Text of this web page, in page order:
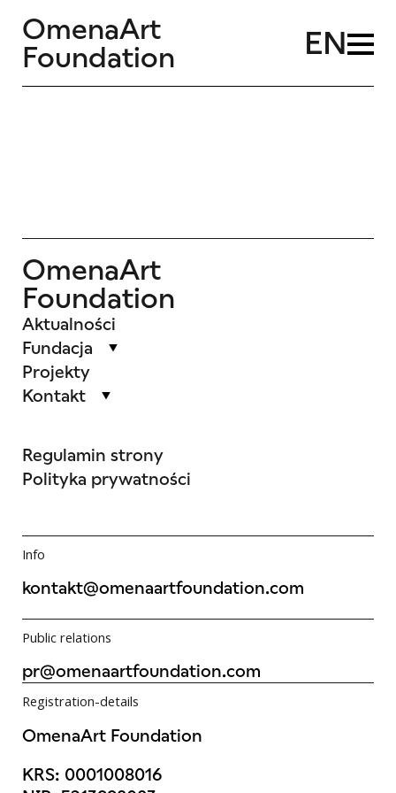
OmenaArt
Foundation
EN
OmenaArt
Foundation
Aktualności
Fundacja
Projekty
Kontakt
Regulamin strony
Polityka prywatności
Info
kontakt@omenaartfoundation.com
Public relations
pr@omenaartfoundation.com
Registration-details
OmenaArt Foundation
KRS: 0001008016